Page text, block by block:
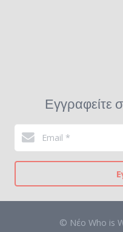
Εγγραφείτε
© Νέο Who is